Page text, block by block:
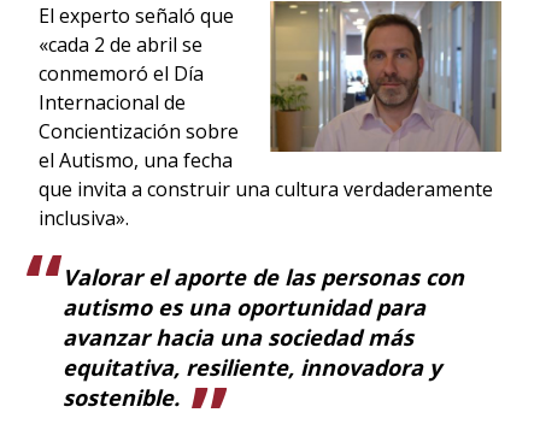
El experto señaló que
«cada 2 de abril se
conmemoró el Día
Internacional de
Concientización sobre
el Autismo, una fecha
que invita a construir una cultura verdaderamente
inclusiva».
Valorar el aporte de las personas con
autismo es una oportunidad para
avanzar hacia una sociedad más
equitativa, resiliente, innovadora y
sostenible.